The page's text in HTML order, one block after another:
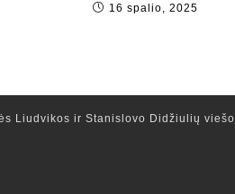
16 spalio, 2025
Liudvikos ir Stanislovo Didžiulių